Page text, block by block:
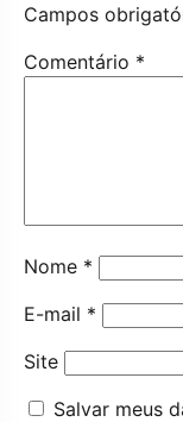
Campos
Comentário *
Nome *
E-mail *
Site
Salvar meus